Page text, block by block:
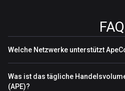
FAQ
Welche Netzwerke unterstützt
Was ist das tägliche
(APE)?